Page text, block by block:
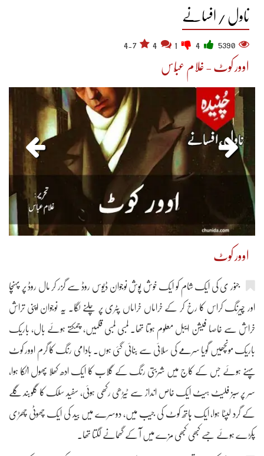
ناول / افسانے
5390
4.7
اوور کوٹ - غلام عبّاس
اوور کوٹ
جنور ی کی ایک شام کو ایک خوش پوش نوجوان ڈیوس روڈ سے گزر کر مال روڈ پر پہنچا
اور چیرنگ کراس کا رخ کر کے خراماں خراماں پٹری پر چلنے لگا۔ یہ نوجوان اپنی تراش
خراش سے خاصا فیشن ایبل معلوم ہوتا تھا۔ لمبی لمبی قلمیں، چمکتے ہوئے بال، باریک
باریک مونچھیں گویا سرمے کی سلائی سے بنائی گئی ہوں۔ بادامی رنگ کا گرم اوور کوٹ
پہنے ہوئے جس کے کاج میں شربتی رنگ کے گلاب کا ایک ادھ کھلا پھول اٹکا ہوا،
سر پر سبز فلیٹ ہیٹ ایک خاص انداز سے ٹیڑھی رکھی ہوئی، سفید سلک کا گلوبند گلے
کے گرد لپٹا ہوا، ایک ہاتھ کوٹ کی جیب میں، دوسرے میں بید کی ایک چھوٹی چھڑی
پکڑے ہوئے جسے کبھی کبھی مزے میں آ کے گھمانے لگتا تھا۔